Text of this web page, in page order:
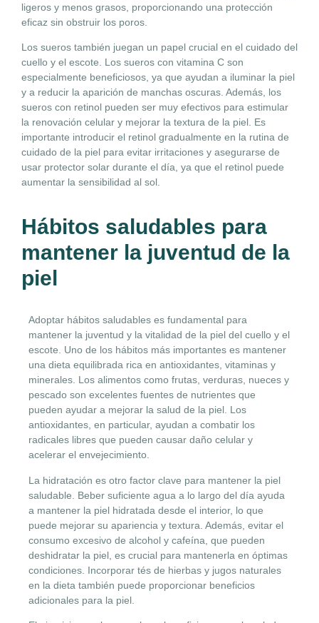
ligeros y menos grasos, proporcionando una protección
eficaz sin obstruir los poros.
Los sueros también juegan un papel crucial en el cuidado del
cuello y el escote. Los sueros con vitamina C son
especialmente beneficiosos, ya que ayudan a iluminar la piel
y a reducir la aparición de manchas oscuras. Además, los
sueros con retinol pueden ser muy efectivos para estimular
la renovación celular y mejorar la textura de la piel. Es
importante introducir el retinol gradualmente en la rutina de
cuidado de la piel para evitar irritaciones y asegurarse de
usar protector solar durante el día, ya que el retinol puede
aumentar la sensibilidad al sol.
Hábitos saludables para
mantener la juventud de la
piel
Adoptar hábitos saludables es fundamental para
mantener la juventud y la vitalidad de la piel del cuello y el
escote. Uno de los hábitos más importantes es mantener
una dieta equilibrada rica en antioxidantes, vitaminas y
minerales. Los alimentos como frutas, verduras, nueces y
pescado son excelentes fuentes de nutrientes que
pueden ayudar a mejorar la salud de la piel. Los
antioxidantes, en particular, ayudan a combatir los
radicales libres que pueden causar daño celular y
acelerar el envejecimiento.
La hidratación es otro factor clave para mantener la piel
saludable. Beber suficiente agua a lo largo del día ayuda
a mantener la piel hidratada desde el interior, lo que
puede mejorar su apariencia y textura. Además, evitar el
consumo excesivo de alcohol y cafeína, que pueden
deshidratar la piel, es crucial para mantenerla en óptimas
condiciones. Incorporar tés de hierbas y jugos naturales
en la dieta también puede proporcionar beneficios
adicionales para la piel.